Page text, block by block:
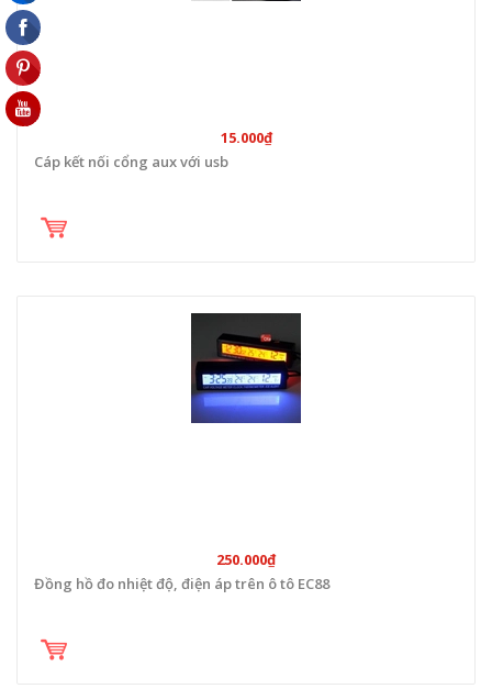
15.000₫
Cáp kết nối cổng aux với usb
250.000₫
Đồng hồ đo nhiệt độ, điện áp trên ô tô EC88